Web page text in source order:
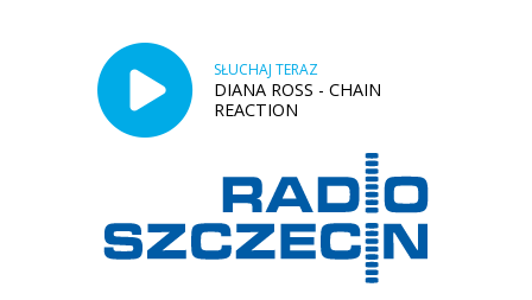
SŁUCHAJ TERAZ
DIANA ROSS - CHAIN
REACTION